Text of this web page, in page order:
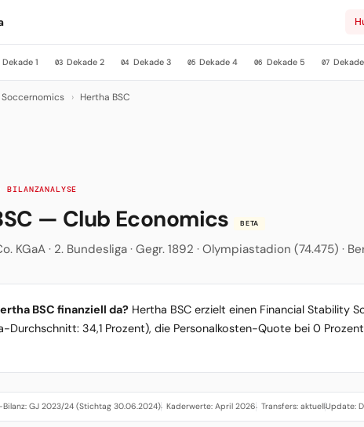
Dekade 1 03 Dekade 2 04 Dekade 3 05 Dekade 4 06 Dekade 5 07
Soccernomics › Hertha BSC
BILANZANALYSE
— Club Economics BETA
KGaA · 2. Bundesliga · Gegr. 1892 · Olympiastadion (74.475) ·
BSC finanziell da? Hertha BSC erzielt einen Financial Stability
Durchschnitt: 34,1 Prozent), die Personalkosten-Quote bei 0
Bilanz: GJ 2023/24 (Stichtag 30.06.2024)· Kaderwerte: April 2026· Transfers: aktuell·Update: